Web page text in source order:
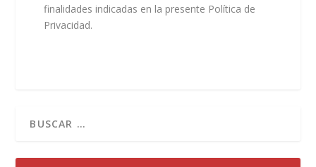
finalidades indicadas en la presente Política de
Privacidad.